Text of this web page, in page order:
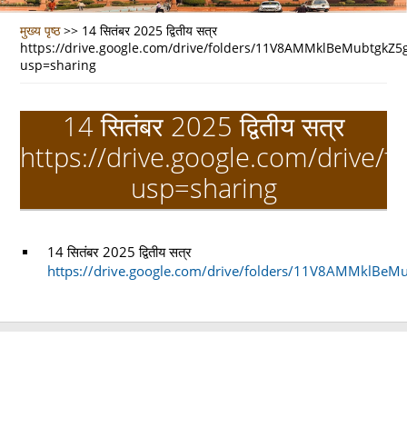
मुख्य पृष्ठ >> 14 सितंबर 2025 द्वितीय सत्र
https://drive.google.com/drive/folders/
usp=sharing
14 सितंबर 2025 द्वितीय सत्र
https://drive.google.com/drive/
usp=sharing
14 सितंबर 2025 द्वितीय सत्र
https://drive.google.com/drive/folders/